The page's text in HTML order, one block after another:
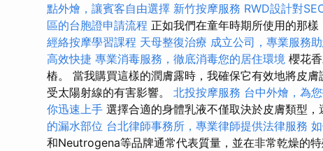
點外燴，讓賓客自由選擇 新竹按摩服務 RWD設計對
區的台胞證申請流程 正如我們在童年時期所使用的那
經絡按摩學習課程 天母整復治療 成立公司，專業服務
高效快捷 專業消毒服務，徹底消毒您的居住環境 櫻花
樁。 當我購買這樣的潤膚露時，我確保它有效地將皮
受太陽射線的有害影響。 北投按摩服務 台中外燴，為
你迅速上手 選擇合適的身體乳液不僅取決於皮膚類型，
的漏水部位 台北律師事務所，專業律師提供法律服務
和Neutrogena等品牌通常代表質量，並在非常乾燥的特